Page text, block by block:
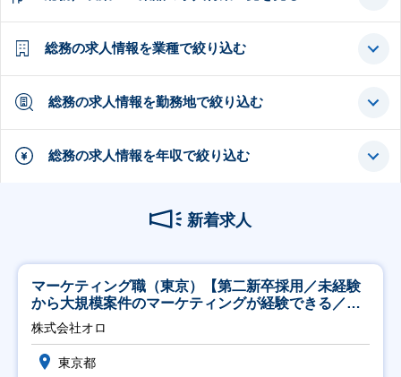
総務の求人情報を業種で絞り込む
総務の求人情報を勤務地で絞り込む
総務の求人情報を年収で絞り込む
新着求人
マーケティング職（東京）【第二新卒採用／未経験
から大規模案件のマーケティングが経験できる／研
修充実】
株式会社オロ
東京都